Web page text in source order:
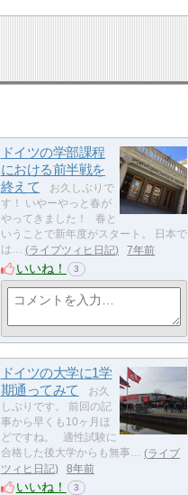
ドイツの学部課程
における前半戦を
終えて
お久しぶりで
す！ いやーやっと春が
やってきました！ 春と
いうことで新年度がスタート。 日本で
は…
ライプツィヒ日記 7年前
いいね！ 3
ドイツの大学に1学
期通ってみて
お久
しぶりです。 前回の記
事から早くも10ヶ月ほ
どですね。 適性試験に
合格した後大学からも無事…
ライプ
ツィヒ日記
8年前
いいね！ 3